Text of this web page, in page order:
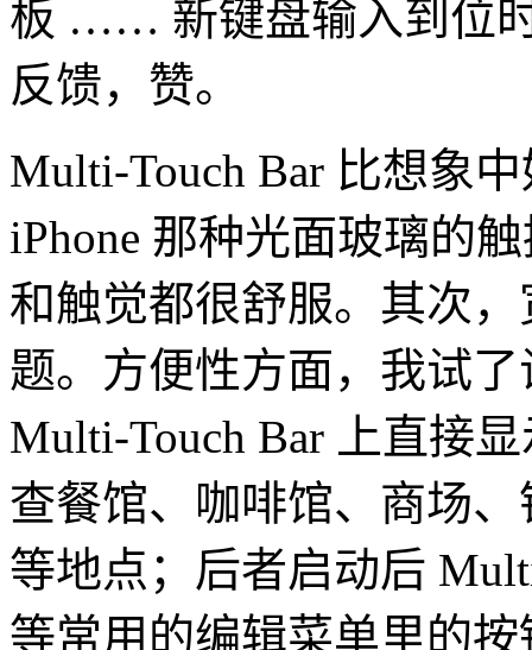
板 …… 新键盘输入到位
反馈，赞。
Multi-Touch Bar 比想象
iPhone 那种光面玻璃的
和触觉都很舒服。其次
题。方便性方面，我试
Multi-Touch Bar 上直接
查餐馆、咖啡馆、商场
等地点；后者启动后
等常用的编辑菜单里的